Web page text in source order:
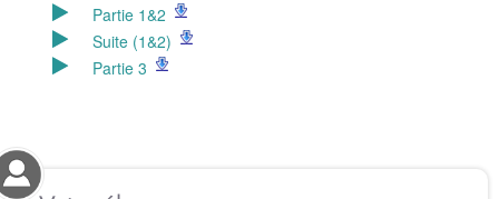
Partie 1&2
Suite (1&2)
Partie 3